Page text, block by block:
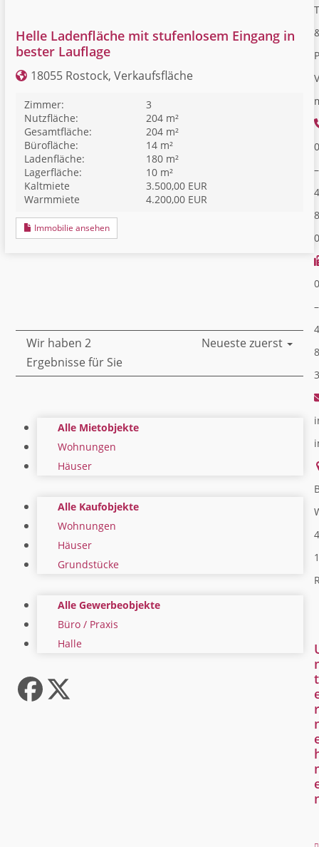
Helle Ladenfläche mit stufenlosem Eingang in
bester Lauflage
18055 Rostock, Verkaufsfläche
Zimmer:
3
Nutzfläche:
204 m²
Gesamtfläche:
204 m²
Bürofläche:
14 m²
Ladenfläche:
180 m²
Lagerfläche:
10 m²
Kaltmiete
3.500,00 EUR
Warmmiete
4.200,00 EUR
Immobilie ansehen
Wir haben 2
Ergebnisse für Sie
Neueste zuerst
Alle Mietobjekte
Wohnungen
Häuser
Alle Kaufobjekte
Wohnungen
Häuser
Grundstücke
Alle Gewerbeobjekte
Büro / Praxis
Halle
Facebook
Twitter
–
0
–
t
r